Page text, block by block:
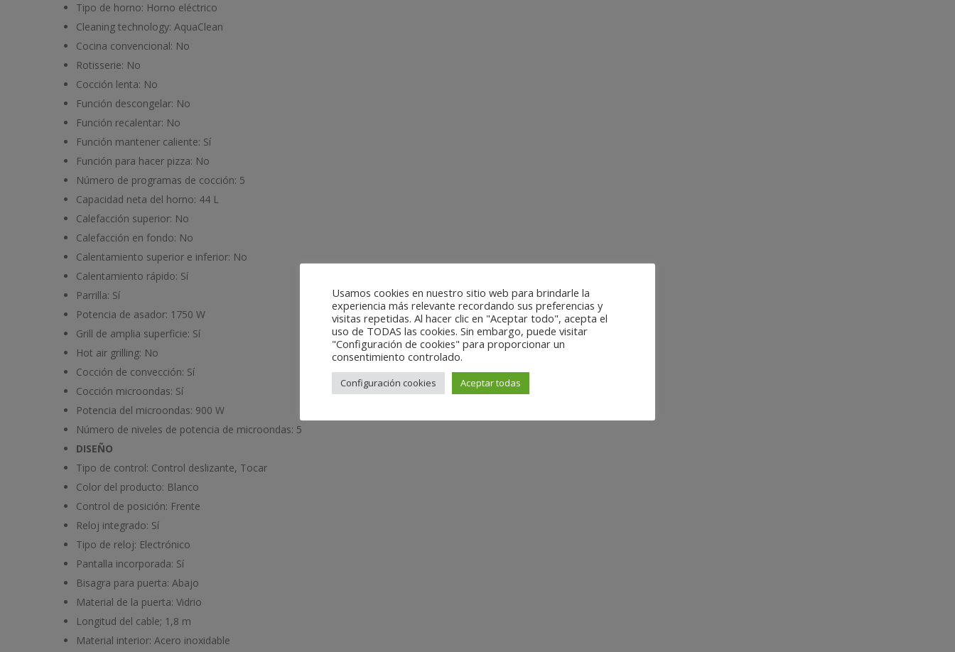
Tipo de horno: Horno eléctrico
Cleaning technology: AquaClean
Cocina convencional: No
Rotisserie: No
Cocción lenta: No
Función descongelar: No
Función recalentar: No
Función mantener caliente: Sí
Función para hacer pizza: No
Número de programas de cocción: 5
Capacidad neta del horno: 44 L
Calefacción superior: No
Calefacción en fondo: No
Calentamiento superior e inferior: No
Calentamiento rápido: Sí
Parrilla: Sí
Potencia de asador: 1750 W
Grill de amplia superficie: Sí
Hot air grilling: No
Cocción de convección: Sí
Cocción microondas: Sí
Potencia del microondas: 900 W
Número de niveles de potencia de microondas: 5
DISEÑO
Tipo de control: Control deslizante, Tocar
Color del producto: Blanco
Control de posición: Frente
Reloj integrado: Sí
Tipo de reloj: Electrónico
Pantalla incorporada: Sí
Bisagra para puerta: Abajo
Material de la puerta: Vidrio
Longitud del cable; 1,8 m
Material interior: Acero inoxidable
Usamos cookies en nuestro sitio web para brindarle la
experiencia más relevante recordando sus preferencias y
visitas repetidas. Al hacer clic en "Aceptar todo", acepta el
uso de TODAS las cookies. Sin embargo, puede visitar
"Configuración de cookies" para proporcionar un
consentimiento controlado.
Configuración cookies Aceptar todas